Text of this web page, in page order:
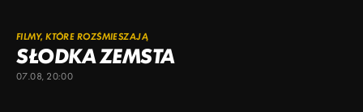
FILMY, KTÓRE ROZŚMIESZAJĄ
SŁODKA ZEMSTA
07.08, 20:00